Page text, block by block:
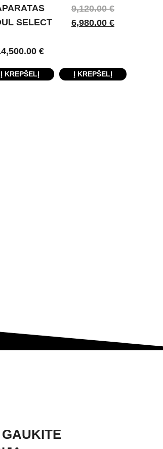
SELECT
€
Į KREPŠELĮ
9,120.00€
6,980.00 €
Į KREPŠELĮ